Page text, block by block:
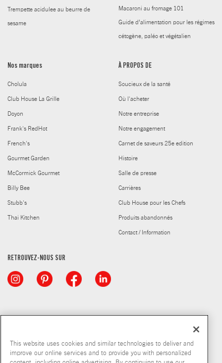
Trempette acidulee au beurre de
sesame
Macaroni au fromage 101
Guide d’alimentation pour les régimes
cétogène, paléo et végétalien
Nos marques
Cholula
Club House La Grille
Doyon
Frank's RedHot
French's
Gourmet Garden
McCormick Gourmet
Billy Bee
Stubb's
Thai Kitchen
À PROPOS DE
Soucieux de la santé
Où l'acheter
Notre entreprise
Notre engagement
Carnet de saveurs 25e edition
Histoire
Salle de presse
Carrières
Club House pour les Chefs
Produits abandonnés
Contact / Information
RETROUVEZ-NOUS SUR
This website uses cookies and similar technologies to deliver and
improve our online services and to provide you with personalized